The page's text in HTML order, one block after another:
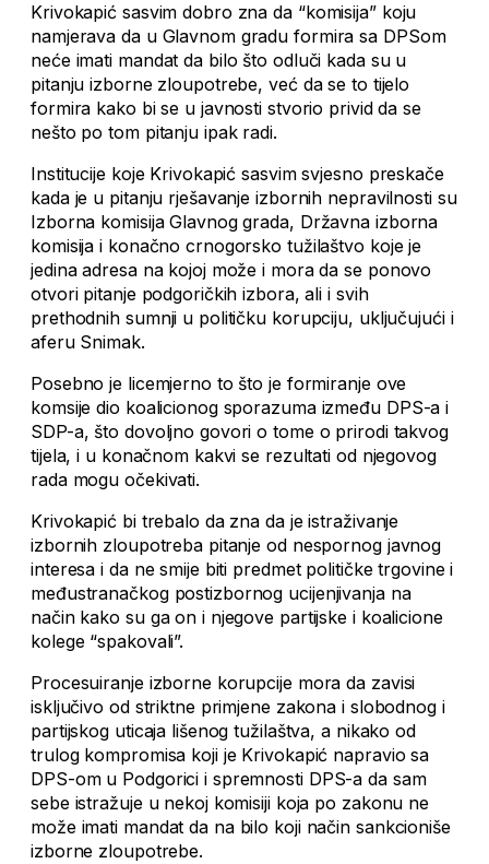
Krivokapić sasvim dobro zna da “komisija” koju
namjerava da u Glavnom gradu formira sa DPSom
neće imati mandat da bilo što odluči kada su u
pitanju izborne zloupotrebe, već da se to tijelo
formira kako bi se u javnosti stvorio privid da se
nešto po tom pitanju ipak radi.
Institucije koje Krivokapić sasvim svjesno preskače
kada je u pitanju rješavanje izbornih nepravilnosti su
Izborna komisija Glavnog grada, Državna izborna
komisija i konačno crnogorsko tužilaštvo koje je
jedina adresa na kojoj može i mora da se ponovo
otvori pitanje podgoričkih izbora, ali i svih
prethodnih sumnji u političku korupciju, uključujući i
aferu Snimak.
Posebno je licemjerno to što je formiranje ove
komsije dio koalicionog sporazuma između DPS-a i
SDP-a, što dovoljno govori o tome o prirodi takvog
tijela, i u konačnom kakvi se rezultati od njegovog
rada mogu očekivati.
Krivokapić bi trebalo da zna da je istraživanje
izbornih zloupotreba pitanje od nespornog javnog
interesa i da ne smije biti predmet političke trgovine i
međustranačkog postizbornog ucijenjivanja na
način kako su ga on i njegove partijske i koalicione
kolege “spakovali”.
Procesuiranje izborne korupcije mora da zavisi
isključivo od striktne primjene zakona i slobodnog i
partijskog uticaja lišenog tužilaštva, a nikako od
trulog kompromisa koji je Krivokapić napravio sa
DPS-om u Podgorici i spremnosti DPS-a da sam
sebe istražuje u nekoj komisiji koja po zakonu ne
može imati mandat da na bilo koji način sankcioniše
izborne zloupotrebe.